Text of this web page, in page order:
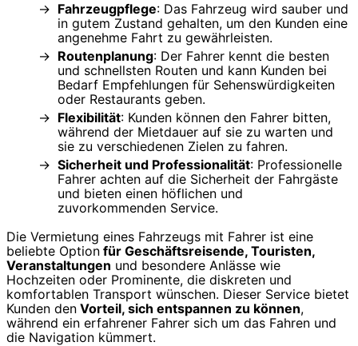
Fahrzeugpflege: Das Fahrzeug wird sauber und
in gutem Zustand gehalten, um den Kunden eine
angenehme Fahrt zu gewährleisten.
Routenplanung: Der Fahrer kennt die besten
und schnellsten Routen und kann Kunden bei
Bedarf Empfehlungen für Sehenswürdigkeiten
oder Restaurants geben.
Flexibilität: Kunden können den Fahrer bitten,
während der Mietdauer auf sie zu warten und
sie zu verschiedenen Zielen zu fahren.
Sicherheit und Professionalität: Professionelle
Fahrer achten auf die Sicherheit der Fahrgäste
und bieten einen höflichen und
zuvorkommenden Service.
Die Vermietung eines Fahrzeugs mit Fahrer ist eine
beliebte Option für Geschäftsreisende, Touristen,
Veranstaltungen und besondere Anlässe wie
Hochzeiten oder Prominente, die diskreten und
komfortablen Transport wünschen. Dieser Service bietet
Kunden den Vorteil, sich entspannen zu können,
während ein erfahrener Fahrer sich um das Fahren und
die Navigation kümmert.